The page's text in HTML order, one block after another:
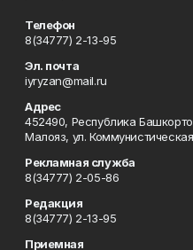
Телефон
8(34777) 2-13-95
Эл. почта
iyryzan@mail.ru
Адрес
452490, Республика
Малояз, ул.
Рекламная служба
8(34777) 2-05-86
Редакция
8(34777) 2-13-95
Приемная